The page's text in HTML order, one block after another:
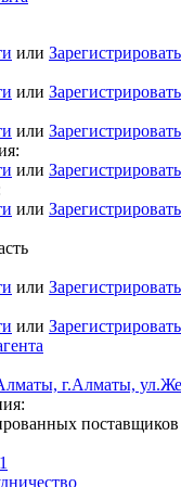
или
или
или
или
или
или
или
г.Алматы,
поставщиков